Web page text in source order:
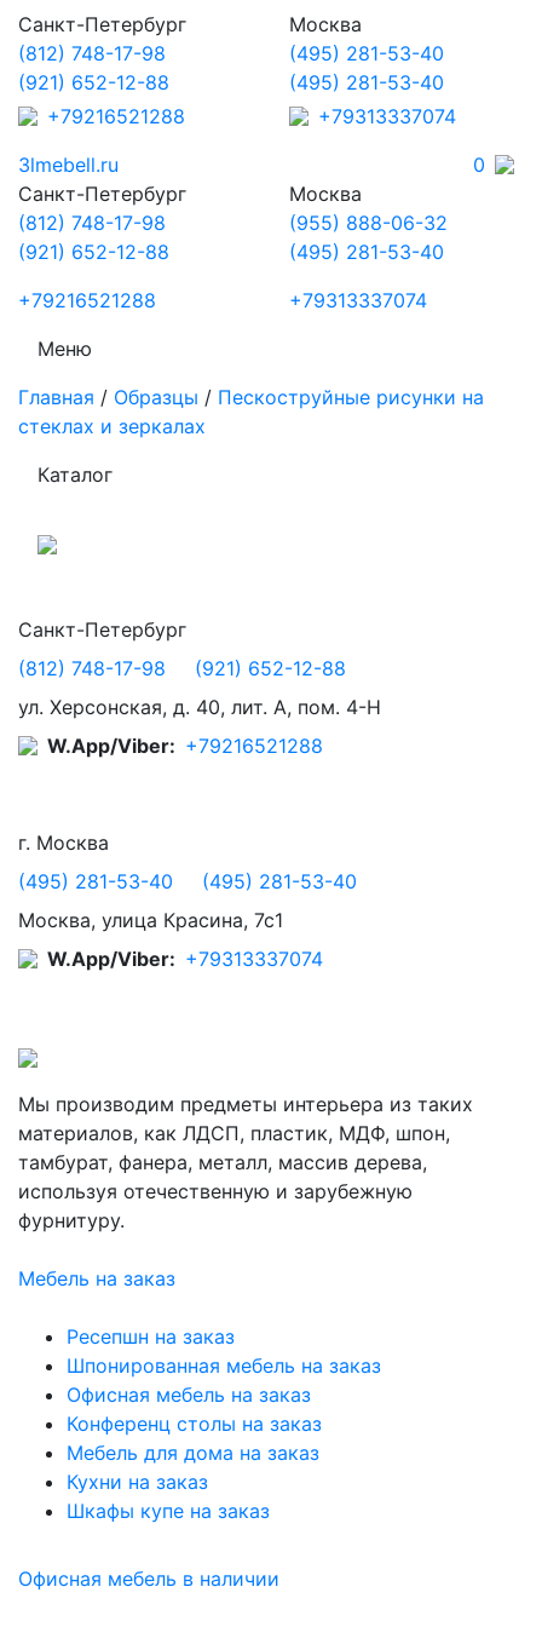
Санкт-Петербург
(812) 748-17-98
(921) 652-12-88
+79216521288
Москва
(495) 281-53-40
(495) 281-53-40
+79313337074
3lmebell.ru
Санкт-Петербург
(812) 748-17-98
(921) 652-12-88
+79216521288
Москва
(955) 888-06-32
(495) 281-53-40
+79313337074
0
Меню
Главная / Образцы / Пескоструйные рисунки на
стеклах и зеркалах
Каталог
Санкт-Петербург
(812) 748-17-98
(921) 652-12-88
ул. Херсонская, д. 40, лит. А, пом. 4-Н
W.App/Viber: +79216521288
г. Москва
(495) 281-53-40
(495) 281-53-40
Москва, улица Красина, 7с1
W.App/Viber: +79313337074
Мы производим предметы интерьера из таких
материалов, как ЛДСП, пластик, МДФ, шпон,
тамбурат, фанера, металл, массив дерева,
используя отечественную и зарубежную
фурнитуру.
Мебель на заказ
Ресепшн на заказ
Шпонированная мебель на заказ
Офисная мебель на заказ
Конференц столы на заказ
Мебель для дома на заказ
Кухни на заказ
Шкафы купе на заказ
Офисная мебель в наличии